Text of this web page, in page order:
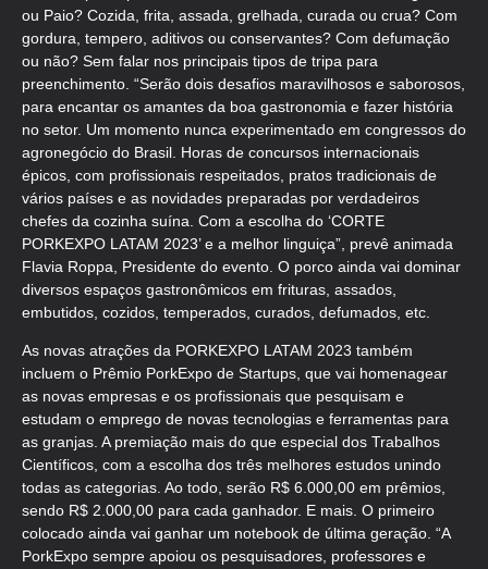
ou Paio? Cozida, frita, assada, grelhada, curada ou crua? Com
gordura, tempero, aditivos ou conservantes? Com defumação
ou não? Sem falar nos principais tipos de tripa para
preenchimento. “Serão dois desafios maravilhosos e saborosos,
para encantar os amantes da boa gastronomia e fazer história
no setor. Um momento nunca experimentado em congressos do
agronegócio do Brasil. Horas de concursos internacionais
épicos, com profissionais respeitados, pratos tradicionais de
vários países e as novidades preparadas por verdadeiros
chefes da cozinha suína. Com a escolha do ‘CORTE
PORKEXPO LATAM 2023’ e a melhor linguiça”, prevê animada
Flavia Roppa, Presidente do evento. O porco ainda vai dominar
diversos espaços gastronômicos em frituras, assados,
embutidos, cozidos, temperados, curados, defumados, etc.
As novas atrações da PORKEXPO LATAM 2023 também
incluem o Prêmio PorkExpo de Startups, que vai homenagear
as novas empresas e os profissionais que pesquisam e
estudam o emprego de novas tecnologias e ferramentas para
as granjas. A premiação mais do que especial dos Trabalhos
Científicos, com a escolha dos três melhores estudos unindo
todas as categorias. Ao todo, serão R$ 6.000,00 em prêmios,
sendo R$ 2.000,00 para cada ganhador. E mais. O primeiro
colocado ainda vai ganhar um notebook de última geração. “A
PorkExpo sempre apoiou os pesquisadores, professores e